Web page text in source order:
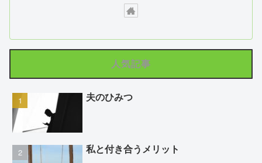
人気記事
夫のひみつ
私と付き合うメリット